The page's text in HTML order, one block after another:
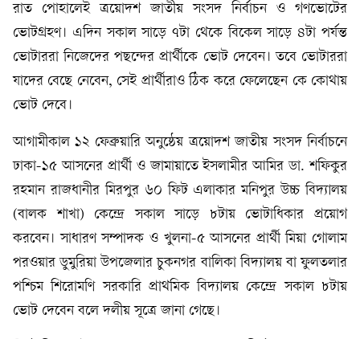
রাত পোহালেই ত্রয়োদশ জাতীয় সংসদ নির্বাচন ও গণভোটের
ভোটগ্রহণ। এদিন সকাল সাড়ে ৭টা থেকে বিকেল সাড়ে ৪টা পর্যন্ত
ভোটাররা নিজেদের পছন্দের প্রার্থীকে ভোট দেবেন। তবে ভোটাররা
যাদের বেছে নেবেন, সেই প্রার্থীরাও ঠিক করে ফেলেছেন কে কোথায়
ভোট দেবে।
আগামীকাল ১২ ফেব্রুয়ারি অনুষ্ঠেয় ত্রয়োদশ জাতীয় সংসদ নির্বাচনে
ঢাকা-১৫ আসনের প্রার্থী ও জামায়াতে ইসলামীর আমির ডা. শফিকুর
রহমান রাজধানীর মিরপুর ৬০ ফিট এলাকার মনিপুর উচ্চ বিদ্যালয়
(বালক শাখা) কেন্দ্রে সকাল সাড়ে ৮টায় ভোটাধিকার প্রয়োগ
করবেন। সাধারণ সম্পাদক ও খুলনা-৫ আসনের প্রার্থী মিয়া গোলাম
পরওয়ার ডুমুরিয়া উপজেলার চুকনগর বালিকা বিদ্যালয় বা ফুলতলার
পশ্চিম শিরোমণি সরকারি প্রাথমিক বিদ্যালয় কেন্দ্রে সকাল ৮টায়
ভোট দেবেন বলে দলীয় সূত্রে জানা গেছে।